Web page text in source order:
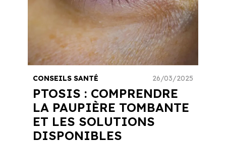
PTOSIS : COMPRENDRE
LA PAUPIÈRE TOMBANTE
ET LES SOLUTIONS
DISPONIBLES
CONSEILS SANTÉ 26/03/2025